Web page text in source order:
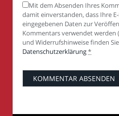
Mit dem Absenden Ihres
damit einverstanden, dass Ihre
eingegebenen Daten zur
Kommentars verwendet
und Widerrufshinweise finden
Datenschutzerklärung*